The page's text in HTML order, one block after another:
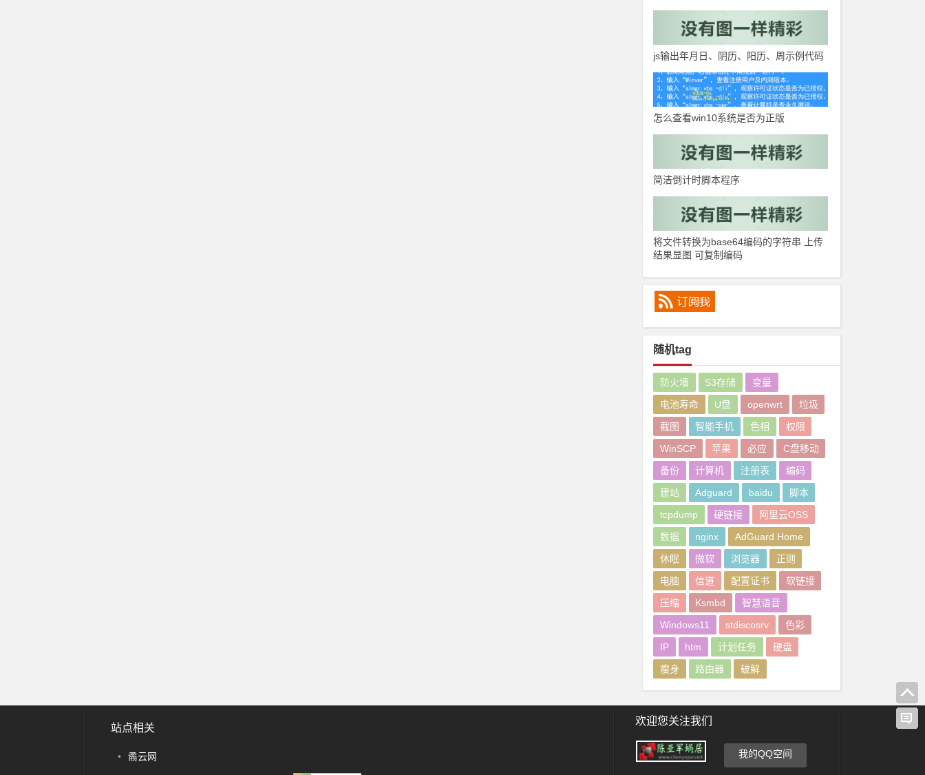
js输出年月日、阴历、阳历、周示例代码
怎么查看win10系统是否为正版
简洁倒计时脚本程序
将文件转换为base64编码的字符串 上传
结果显图 可复制编码
随机tag
防火墙 S3存储
变量
电池寿命
U盘 openwrt
垃圾
截图
智能手机 色相
权限
WinSCP
苹果 必应
C盘移动
备份
计算机 注册表
编码
建站
Adguard baidu
脚本
tcpdump
硬链接
阿里云OSS
数据
nginx
AdGuard Home
休眠
微软 浏览器
正则
电脑
信道 配置证书
软链接
压缩
Ksmbd
智慧语音
Windows11
stdiscosrv
色彩
IP
htm 计划任务
硬盘
瘦身
路由器 破解
站点相关
• 矞云网
欢迎您关注我们
我的QQ空间